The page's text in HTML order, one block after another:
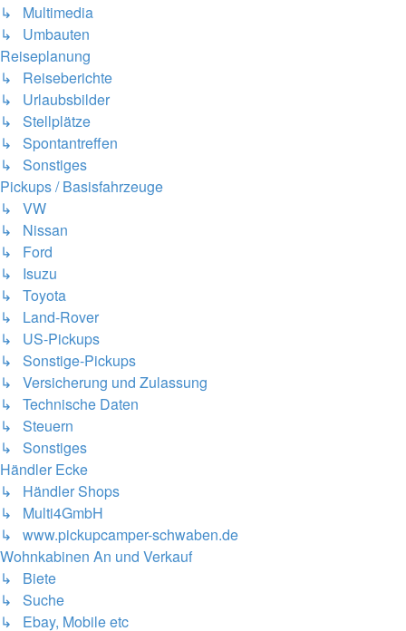
↳ Multimedia
↳ Umbauten
Reiseplanung
↳ Reiseberichte
↳ Urlaubsbilder
↳ Stellplätze
↳ Spontantreffen
↳ Sonstiges
Pickups / Basisfahrzeuge
↳ VW
↳ Nissan
↳ Ford
↳ Isuzu
↳ Toyota
↳ Land-Rover
↳ US-Pickups
↳ Sonstige-Pickups
↳ Versicherung und Zulassung
↳ Technische Daten
↳ Steuern
↳ Sonstiges
Händler Ecke
↳ Händler Shops
↳ Multi4GmbH
↳ www.pickupcamper-schwaben.de
Wohnkabinen An und Verkauf
↳ Biete
↳ Suche
↳ Ebay, Mobile etc